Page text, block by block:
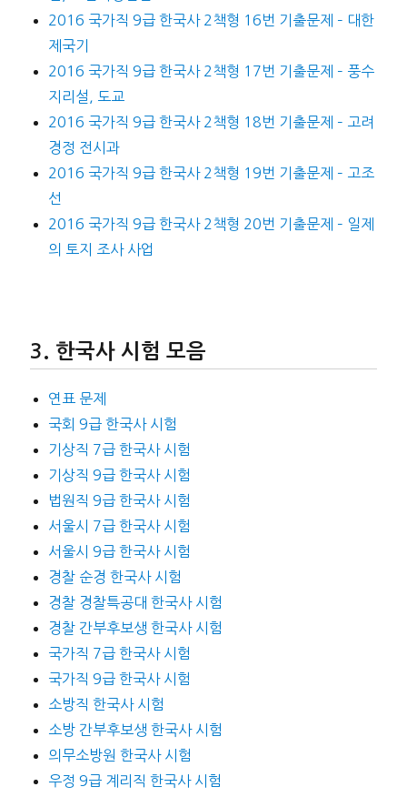
2016 국가직 9급 한국사 2책형 16번 기출문제 – 대한
제국기
2016 국가직 9급 한국사 2책형 17번 기출문제 – 풍수
지리설, 도교
2016 국가직 9급 한국사 2책형 18번 기출문제 – 고려
경정 전시과
2016 국가직 9급 한국사 2책형 19번 기출문제 – 고조
선
2016 국가직 9급 한국사 2책형 20번 기출문제 – 일제
의 토지 조사 사업
한국사 시험 모음
연표 문제
국회 9급 한국사 시험
기상직 7급 한국사 시험
기상직 9급 한국사 시험
법원직 9급 한국사 시험
서울시 7급 한국사 시험
서울시 9급 한국사 시험
경찰 순경 한국사 시험
경찰 경찰특공대 한국사 시험
경찰 간부후보생 한국사 시험
국가직 7급 한국사 시험
국가직 9급 한국사 시험
소방직 한국사 시험
소방 간부후보생 한국사 시험
의무소방원 한국사 시험
우정 9급 계리직 한국사 시험